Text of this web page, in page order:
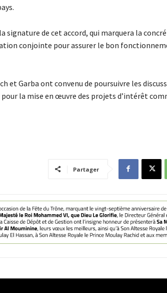
signature de cet accord, qui marquera la
conjointe pour assurer le bon
et Garba ont convenu de poursuivre les
pour la mise en œuvre des projets d’intérêt
Partager